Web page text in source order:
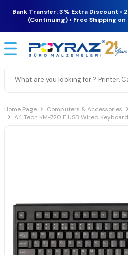
Bank Transfer: 3% Extra Discount •
(Continuing) • Free Shipping
Home Page Computers & Accessories
A4 Tech KM-720 F USB Wired Keyboard